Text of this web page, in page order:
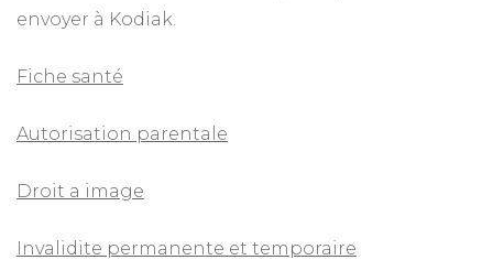
envoyer à Kodiak.
Fiche santé
Autorisation parentale
Droit a image
Invalidite permanente et temporaire